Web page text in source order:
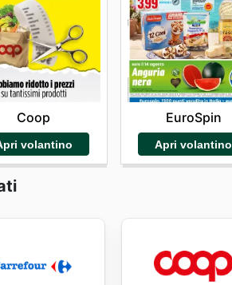
Coop
volantino
EuroSpin
Apri volantino